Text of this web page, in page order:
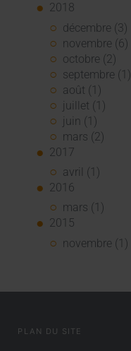
2018
décembre (3)
novembre (6)
octobre (2)
septembre (1)
août (1)
juillet (1)
juin (1)
mars (2)
2017
avril (1)
2016
mars (1)
2015
novembre (1)
PLAN DU SITE